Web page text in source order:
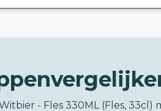
- Fles 330ML (Fles, 33cl)